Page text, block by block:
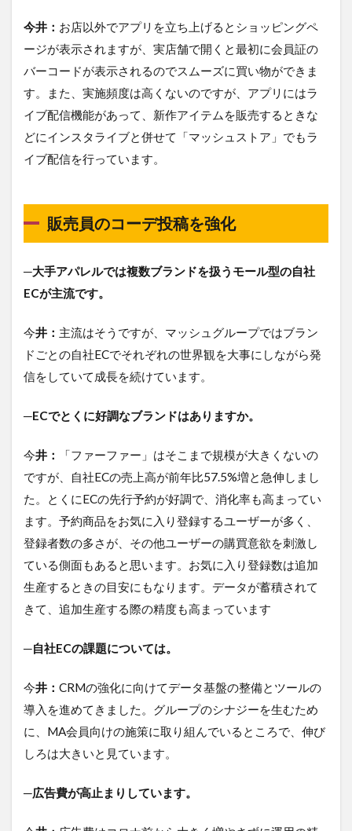
今井： お店以外でアプリを立ち上げるとショッピングペ
ージが表示されますが、実店舗で開くと最初に会員証の
バーコードが表示されるのでスムーズに買い物ができま
す。また、実施頻度は高くないのですが、アプリにはラ
イブ配信機能があって、新作アイテムを販売するときな
どにインスタライブと併せて「マッシュストア」でもラ
イブ配信を行っています。
販売員のコーデ投稿を強化
─大手アパレルでは複数ブランドを扱うモール型の自社
ECが主流です。
今井： 主流はそうですが、マッシュグループではブラン
ドごとの自社ECでそれぞれの世界観を大事にしながら発
信をしていて成長を続けています。
─ECでとくに好調なブランドはありますか。
今井：
「ファーファー」はそこまで規模が大きくないの
ですが、自社ECの売上高が前年比57.5%増と急伸しまし
た。とくにECの先行予約が好調で、消化率も高まってい
ます。予約商品をお気に入り登録するユーザーが多く、
登録者数の多さが、その他ユーザーの購買意欲を刺激し
ている側面もあると思います。お気に入り登録数は追加
生産するときの目安にもなります。データが蓄積されて
きて、追加生産する際の精度も高まっています
─自社ECの課題については。
今井： CRMの強化に向けてデータ基盤の整備とツールの
導入を進めてきました。グループのシナジーを生むため
に、MA会員向けの施策に取り組んでいるところで、伸び
しろは大きいと見ています。
─広告費が高止まりしています。